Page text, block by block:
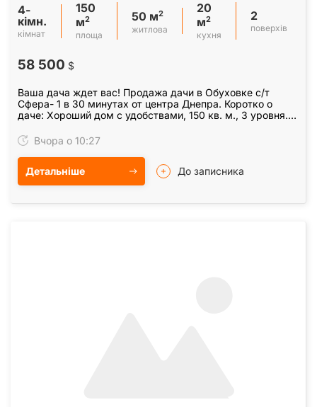
4-
кімн.
кімнат
150
м2
площа
50 м2
житлова
20
м2
кухня
2
поверхів
58 500 $
Ваша дача ждет вас! Продажа дачи в Обуховке с/т
Сфера- 1 в 30 минутах от центра Днепра. Коротко о
даче: Хороший дом с удобствами, 150 кв. м., 3 уровня. 1
Вчора о 10:27
Детальніше До записника